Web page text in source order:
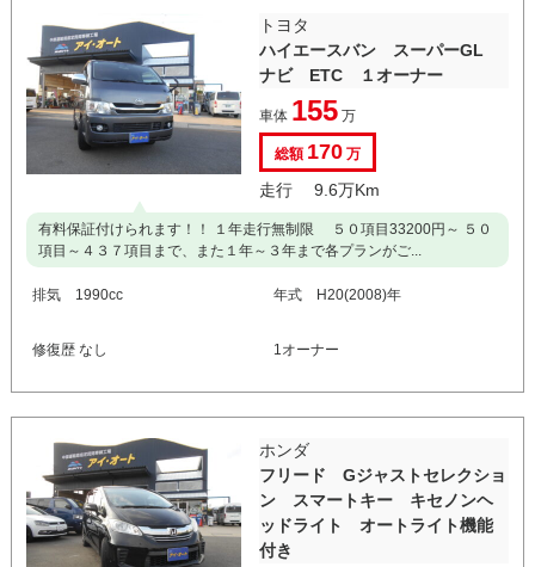
トヨタ
ハイエースバン スーパーGL
ナビ ETC １オーナー
車体 155万
総額 170万
走行 9.6万Km
有料保証付けられます！！ １年走行無制限 ５０項目33200円～ ５０
項目～４３７項目まで、また１年～３年まで各プランがご...
排気 1990cc 年式 H20(2008)年
修復歴 なし 1オーナー
ホンダ
フリード Gジャストセレクショ
ン スマートキー キセノンヘ
ッドライト オートライト機能
付き